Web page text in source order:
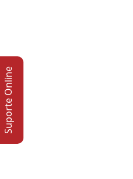
Suporte Online